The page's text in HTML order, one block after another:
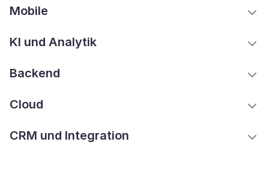
Mobile
KI und Analytik
Backend
Cloud
CRM und Integration